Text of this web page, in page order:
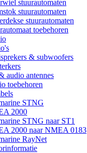
stuurautomaten
stuurautomaten
stuurautomaten
toebehoren
& subwoofers
audio antennes
toebehoren
STNG
2000
STNG naar ST1
2000 naar NMEA 0183
RayNet